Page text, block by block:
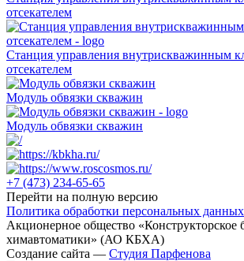
отсекателем
Станция управления внутрискважинным
отсекателем
Модуль обвязки скважин
Модуль обвязки скважин
+7 (473) 234-65-65
Перейти на полную версию
Политика обработки персональных данных
Акционерное общество «Конструкторское
химавтоматики» (АО КБХА)
Создание сайта — Студия Парфенова